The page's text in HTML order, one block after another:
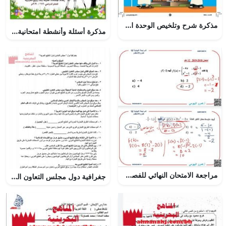
مذكرة شرح وتلخيص الوحدة الأولى من سلسلة الريادة (لغة انجليزية) التاسع
مذكرة أسئلة وأنشطة امتحانية لدرس مدخل إلى علم المساحة (جغرافيا) الثاني عشر
مراجعة الامتحان النهائي للفصل الأول مع الحل, (رياضيات) الثاني عشر العام جغرافية دول مجلس التعاون الخليجي